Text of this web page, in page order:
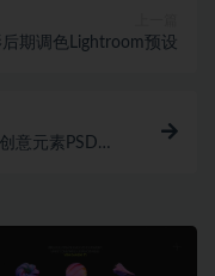
期调色Lightroom预设
意元素PSD海